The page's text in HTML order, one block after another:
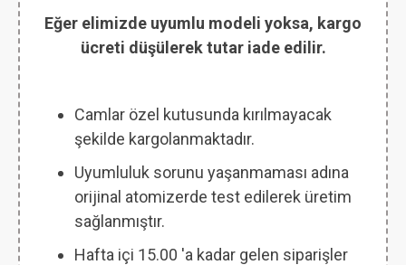
Eğer elimizde uyumlu modeli yoksa, kargo
ücreti düşülerek tutar iade edilir.
Camlar özel kutusunda kırılmayacak
şekilde kargolanmaktadır.
Uyumluluk sorunu yaşanmaması adına
orijinal atomizerde test edilerek üretim
sağlanmıştır.
Hafta içi 15.00 'a kadar gelen siparişler